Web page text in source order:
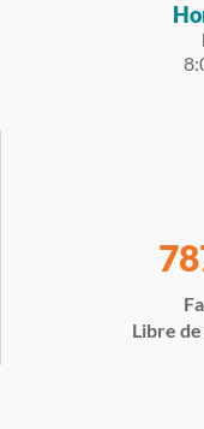
Libre